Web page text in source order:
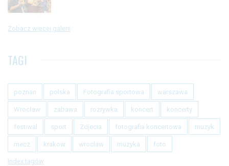
Zobacz więcej galerii
TAGI
poznan polska Fotografia sportowa warszawa
Wrocław zabawa rozrywka koncert koncerty
festiwal sport Zdjecia fotografia koncertowa muzyk
mecz krakow wroclaw muzyka foto
Index tagów